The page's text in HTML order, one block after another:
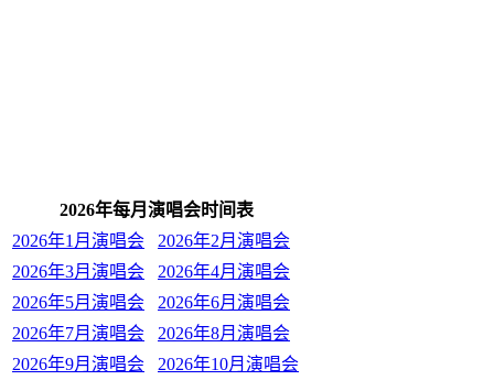
2026年每月演唱会时间表
2026年1月演唱会
2026年2月演唱会
2026年3月演唱会
2026年4月演唱会
2026年5月演唱会
2026年6月演唱会
2026年7月演唱会
2026年8月演唱会
2026年9月演唱会
2026年10月演唱会